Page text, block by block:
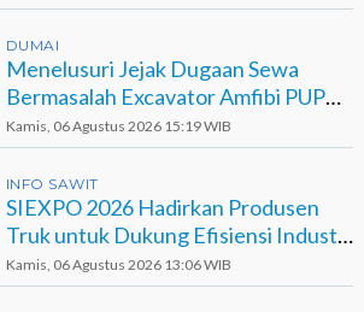
DUMAI
Menelusuri Jejak Dugaan Sewa
Bermasalah Excavator Amfibi PUPR
Dumai di Agro Murni
Kamis, 06 Agustus 2026 15:19 WIB
INFO SAWIT
SIEXPO 2026 Hadirkan Produsen
Truk untuk Dukung Efisiensi Industri
Sawit
Kamis, 06 Agustus 2026 13:06 WIB